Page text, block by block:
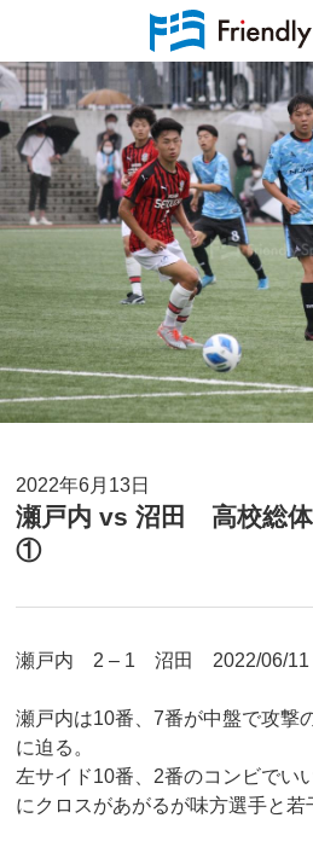
2022年6月13日
瀬戸内 vs 沼田 高校総体
①
瀬戸内 2 – 1 沼田 2022/06/11
瀬戸内は10番、7番が中盤で攻撃
に迫る。
左サイド10番、2番のコンビでい
にクロスがあがるが味方選手と若